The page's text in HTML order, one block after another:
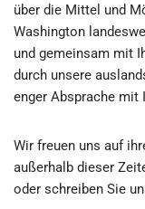
über die Mittel und
Washington
und gemeinsam mit
durch unsere
enger Absprache mit
Wir freuen uns auf
außerhalb dieser
oder schreiben Sie